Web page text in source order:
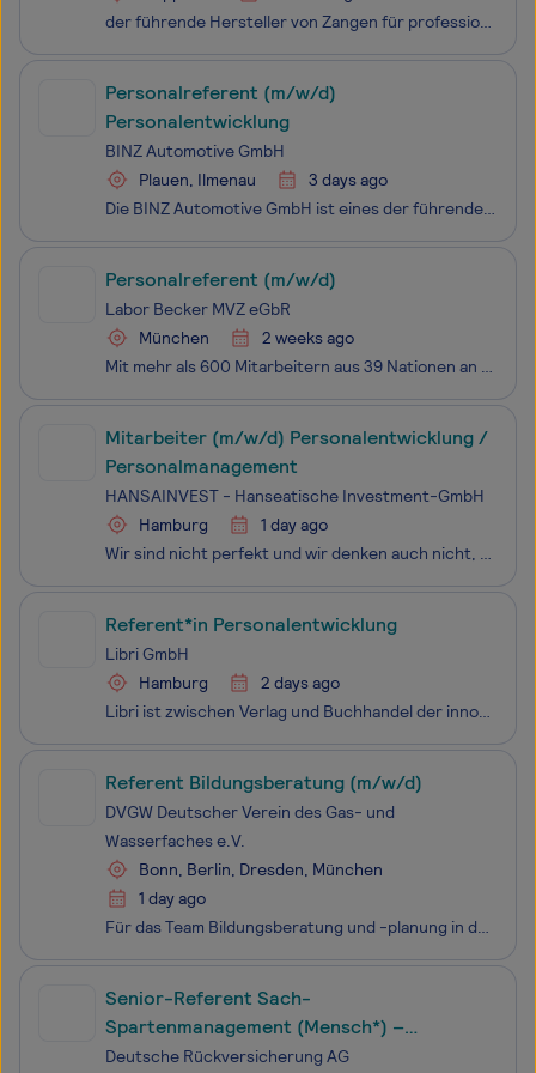
der führende Hersteller von Zangen für professionelle Anwender und Anwenderinnen in aller Welt. Mit ca. 1.800 Beschäftigten in Wuppertal entwickeln und fertigen wir Lösungen für effektives, leichtes und sicheres Arbeiten. Wir sind seit über 140 Jahren ein unabhängiges Familienunternehmen. Hohe Quali
Personalreferent (m/w/d)
Personalentwicklung
BINZ Automotive GmbH
Plauen, Ilmenau
3 days ago
Die BINZ Automotive GmbH ist eines der führenden Unternehmen im Sonderfahrzeugbau. An unseren Standorten in Ilmenau in Thüringen und Plauen in Sachsen fertigen wir spannende Blaulichtfahrzeuge für Rettungsdienste, Feuerwehren und Behörden. Wir suchen Dich als Personalreferent (m/w/d) Personalentwick
Personalreferent (m/w/d)
Labor Becker MVZ eGbR
München
2 weeks ago
Mit mehr als 600 Mitarbeitern aus 39 Nationen an 12 bayerischen Standorten gehört Labor Becker zu einem der wegweisenden Labormedizinunternehmen unter ärztlicher Führung, welches das gesamte Spektrum der labordiagnostischen Untersuchungen abdeckt – Basislabor, Speziallabor und Krankenhauslabor, alle
Mitarbeiter (m/w/d) Personalentwicklung /
Personalmanagement
HANSAINVEST - Hanseatische Investment-GmbH
Hamburg
1 day ago
Wir sind nicht perfekt und wir denken auch nicht, dass es perfekte Menschen gibt. Aber wir versuchen, jeden Tag noch ein wenig besser zu werden. Und wenn Du das für Dich selbst auch so hältst – dann möchten wir Dich kennenlernen! Unser Ziel? Jeden Tag besser für die Menschen zu werden, für die wir a
Referent*in Personalentwicklung
Libri GmbH
Hamburg
2 days ago
Libri ist zwischen Verlag und Buchhandel der innovative Großhändler und Dienstleister für Bücher und Medienprodukte. Unsere Kunden sind über 4.000 Buchhandlungen aller Größenordnungen, die wir über Nacht zuverlässig mit bestellten Büchern aus fast 5.500 Verlagen beliefern. Unser eigener Transportdie
Referent Bildungsberatung (m/w/d)
DVGW Deutscher Verein des Gas- und
Wasserfaches e.V.
Bonn, Berlin, Dresden, München
1 day ago
Für das Team Bildungsberatung und -planung in der Einheit Berufliche Bildung suchen wir zum nächstmöglichen Zeitpunkt, unbefristet, am Standort Berlin, Bonn, Dresden oder München und in Vollzeit einen Referent Bildungsberatung (m/w/d) Die DVGW Berufliche Bildung bietet vielfältige Maßnahmen zur beru
Senior-Referent Sach-
Spartenmanagement (Mensch*) –
Schwerpunkt Grundsatzfragen -
Deutsche Rückversicherung AG